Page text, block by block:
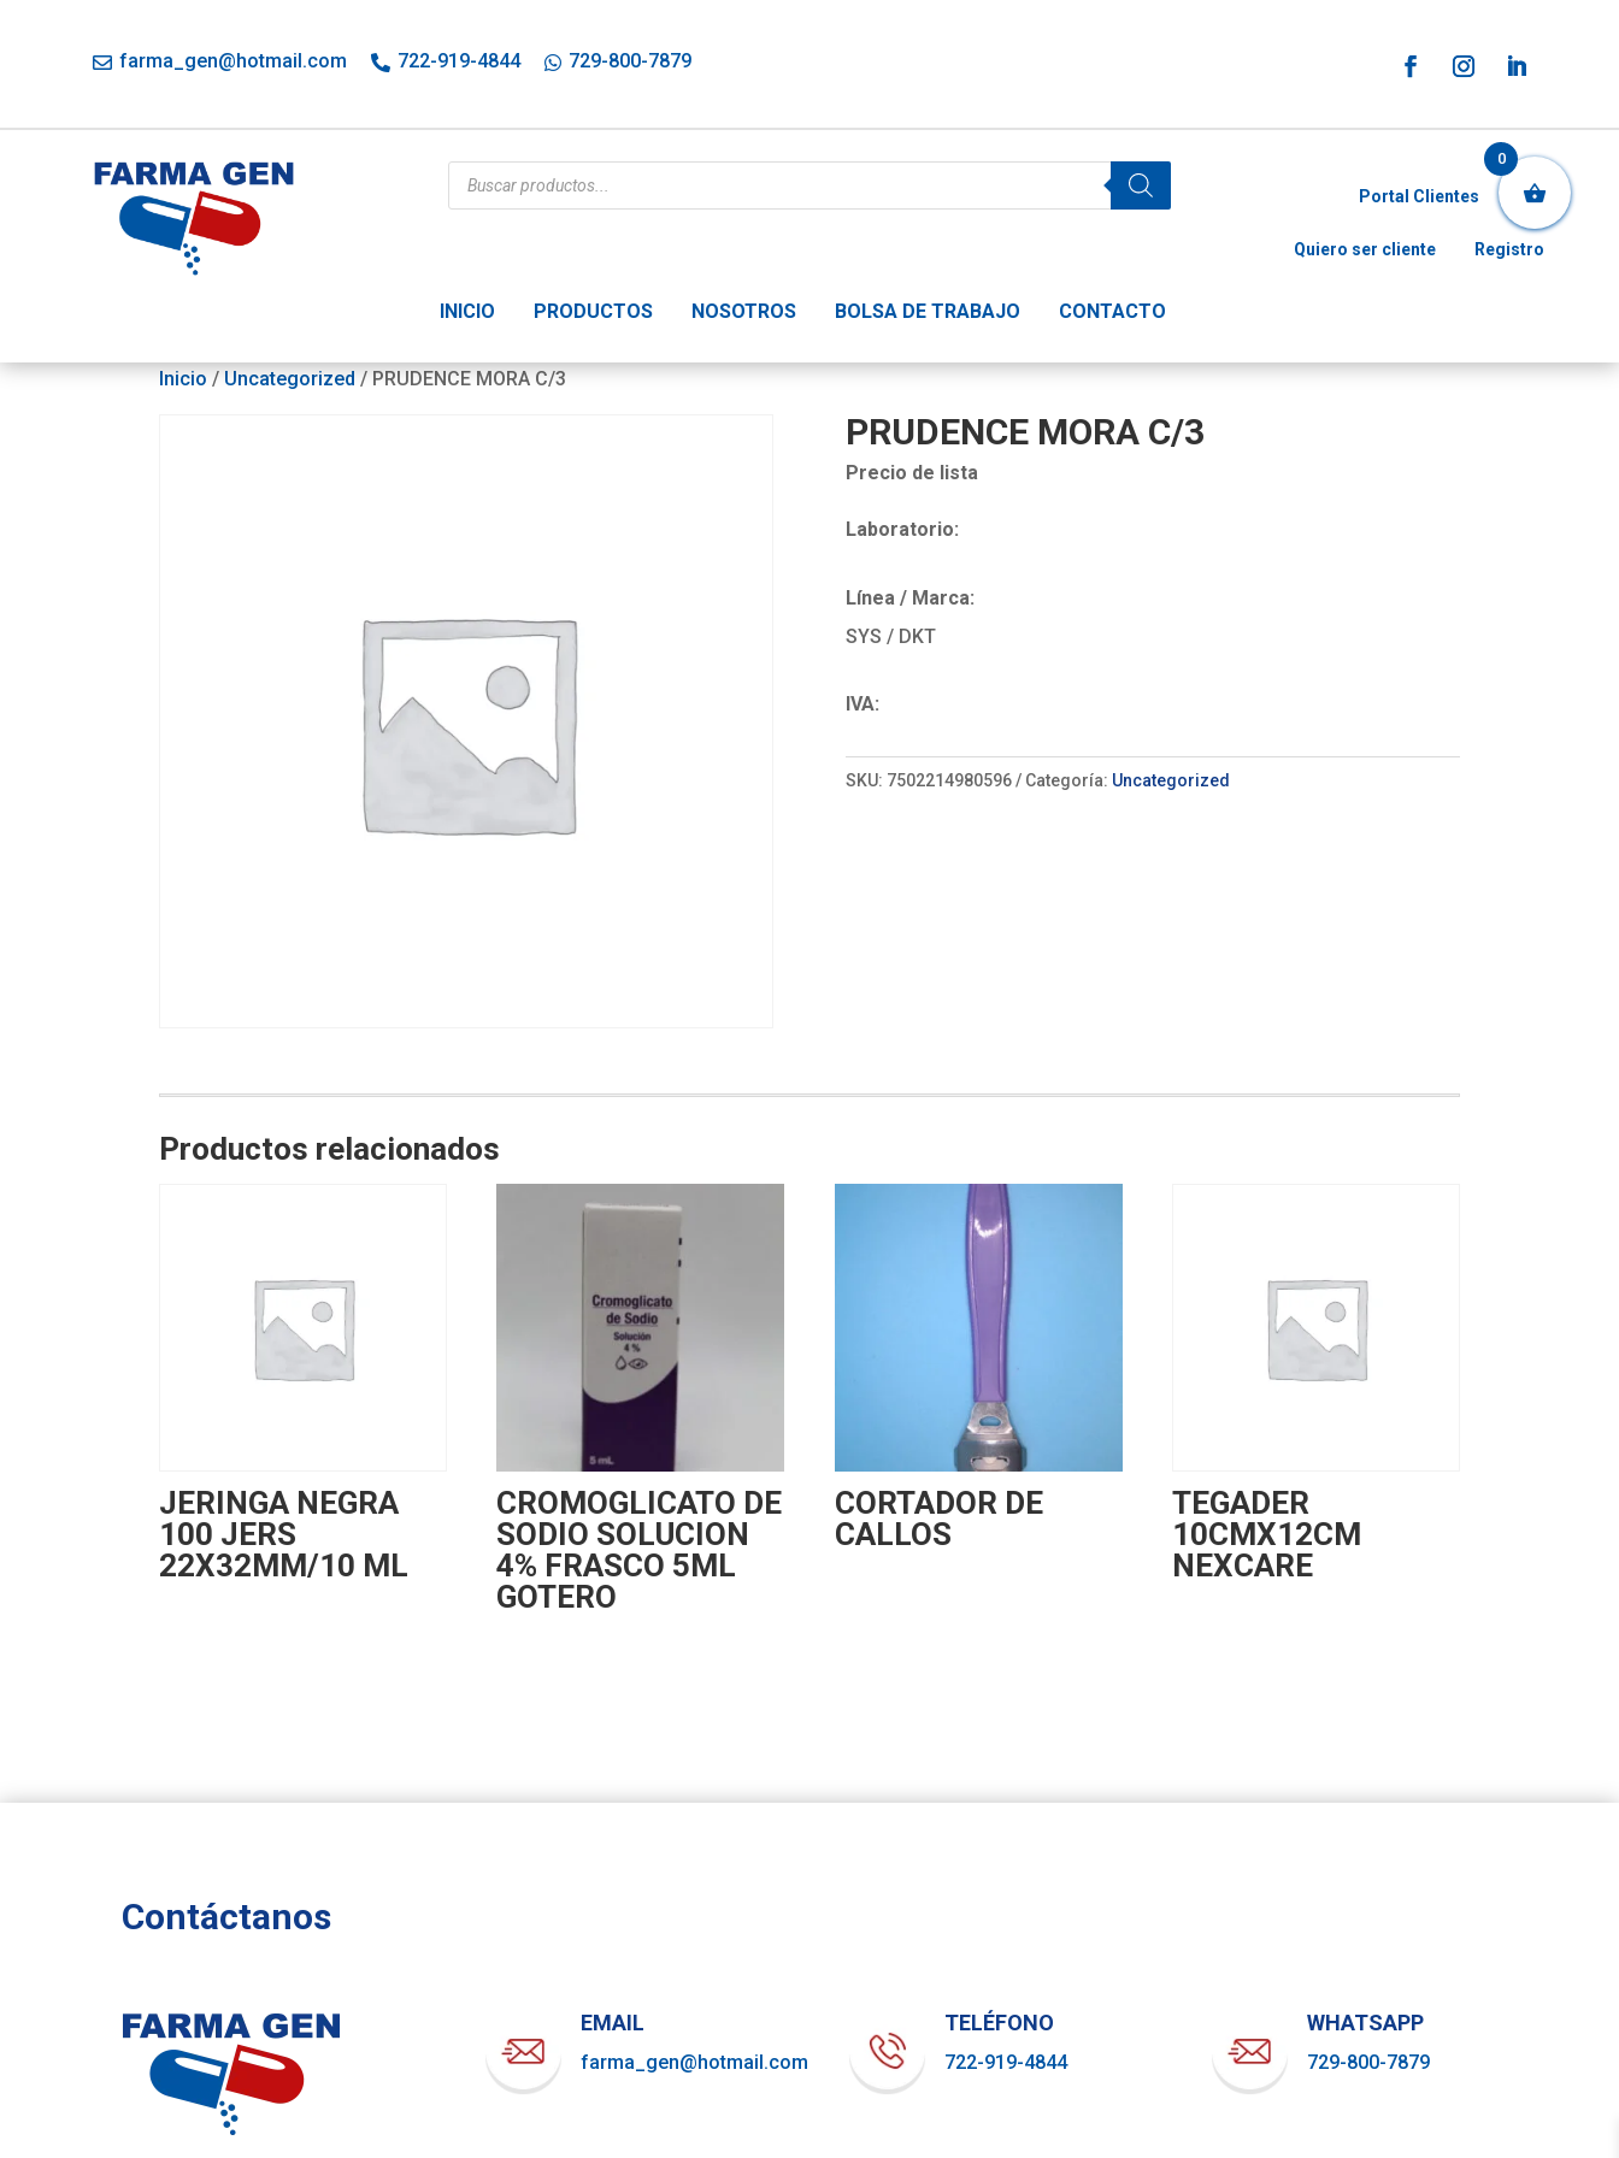
farma_gen@hotmail.com 722-919-4844 729-800-7879
Búsqueda
de
productos
INICIO PRODUCTOS NOSOTROS BOLSA DE TRABAJO CONTACTO
Portal Clientes
Quiero ser cliente Registro
Inicio / Uncategorized / PRUDENCE MORA C/3
PRUDENCE MORA C/3
Precio de lista
Laboratorio:
Línea / Marca:
SYS / DKT
IVA:
SKU: 7502214980596 Categoría: Uncategorized
Productos relacionados
JERINGA NEGRA
100 JERS
22X32MM/10 ML
CROMOGLICATO DE
SODIO SOLUCION
4% FRASCO 5ML
GOTERO
CORTADOR DE
CALLOS
TEGADER
10CMX12CM
NEXCARE
Contáctanos
EMAIL
farma_gen@hotmail.com
TELÉFONO
722-919-4844
WHATSAPP
729-800-7879
0